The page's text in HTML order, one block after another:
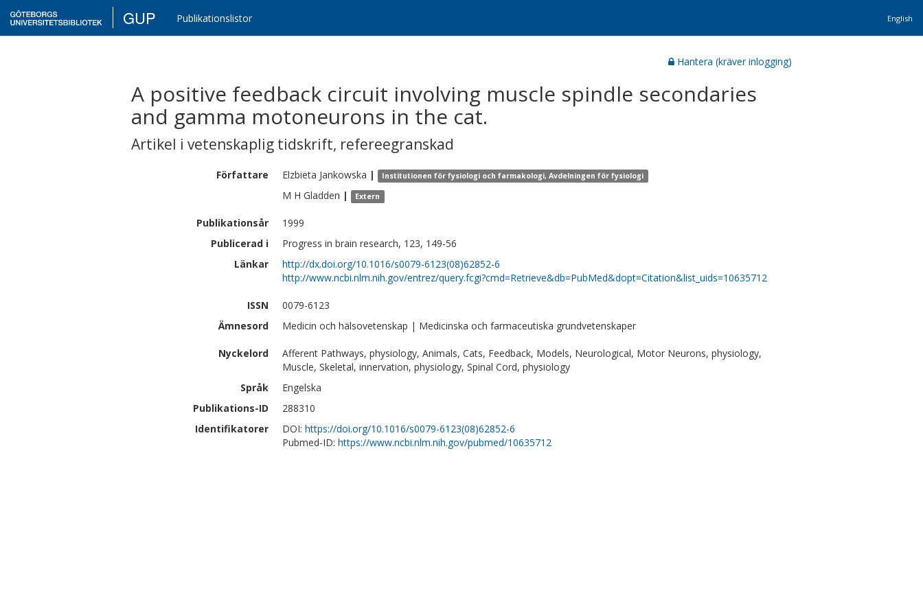
GUP Publikationslistor English
Hantera (kräver inlogging)
A positive feedback circuit involving muscle spindle secondaries
and gamma motoneurons in the cat.
Artikel i vetenskaplig tidskrift, refereegranskad
Författare Elzbieta Jankowska | Institutionen för fysiologi och farmakologi, Avdelningen för fysiologi
M H Gladden | Extern
Publikationsår
1999
Publicerad i
Progress in brain research, 123, 149-56
Länkar
http://dx.doi.org/10.1016/s0079-6123(08)62852-6
http://www.ncbi.nlm.nih.gov/entrez/query.fcgi?cmd=Retrieve&db=PubMed&dopt=Citation&list_uids=10635712
ISSN
0079-6123
Ämnesord
Medicin och hälsovetenskap | Medicinska och farmaceutiska grundvetenskaper
Nyckelord
Afferent Pathways, physiology, Animals, Cats, Feedback, Models, Neurological, Motor Neurons, physiology,
Muscle, Skeletal, innervation, physiology, Spinal Cord, physiology
Språk
Engelska
Publikations-ID
288310
Identifikatorer
DOI: https://doi.org/10.1016/s0079-6123(08)62852-6
Pubmed-ID: https://www.ncbi.nlm.nih.gov/pubmed/10635712